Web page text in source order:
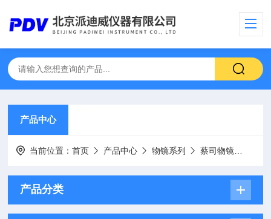
产品中心
当前位置：首页 产品中心 物镜系列 蔡司物镜
产品分类